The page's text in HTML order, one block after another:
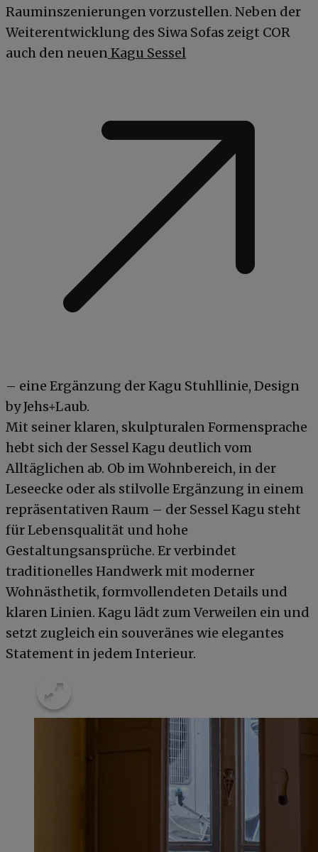
Rauminszenierungen vorzustellen. Neben der
Weiterentwicklung des Siwa Sofas zeigt COR
auch den neuenKagu Sessel
– eine Ergänzung der Kagu Stuhllinie, Design
by Jehs+Laub.
Mit seiner klaren, skulpturalen Formensprache
hebt sich der Sessel Kagu deutlich vom
Alltäglichen ab. Ob im Wohnbereich, in der
Leseecke oder als stilvolle Ergänzung in einem
repräsentativen Raum – der Sessel Kagu steht
für Lebensqualität und hohe
Gestaltungsansprüche. Er verbindet
traditionelles Handwerk mit moderner
Wohnästhetik, formvollendeten Details und
klaren Linien. Kagu lädt zum Verweilen ein und
setzt zugleich ein souveränes wie elegantes
Statement in jedem Interieur.